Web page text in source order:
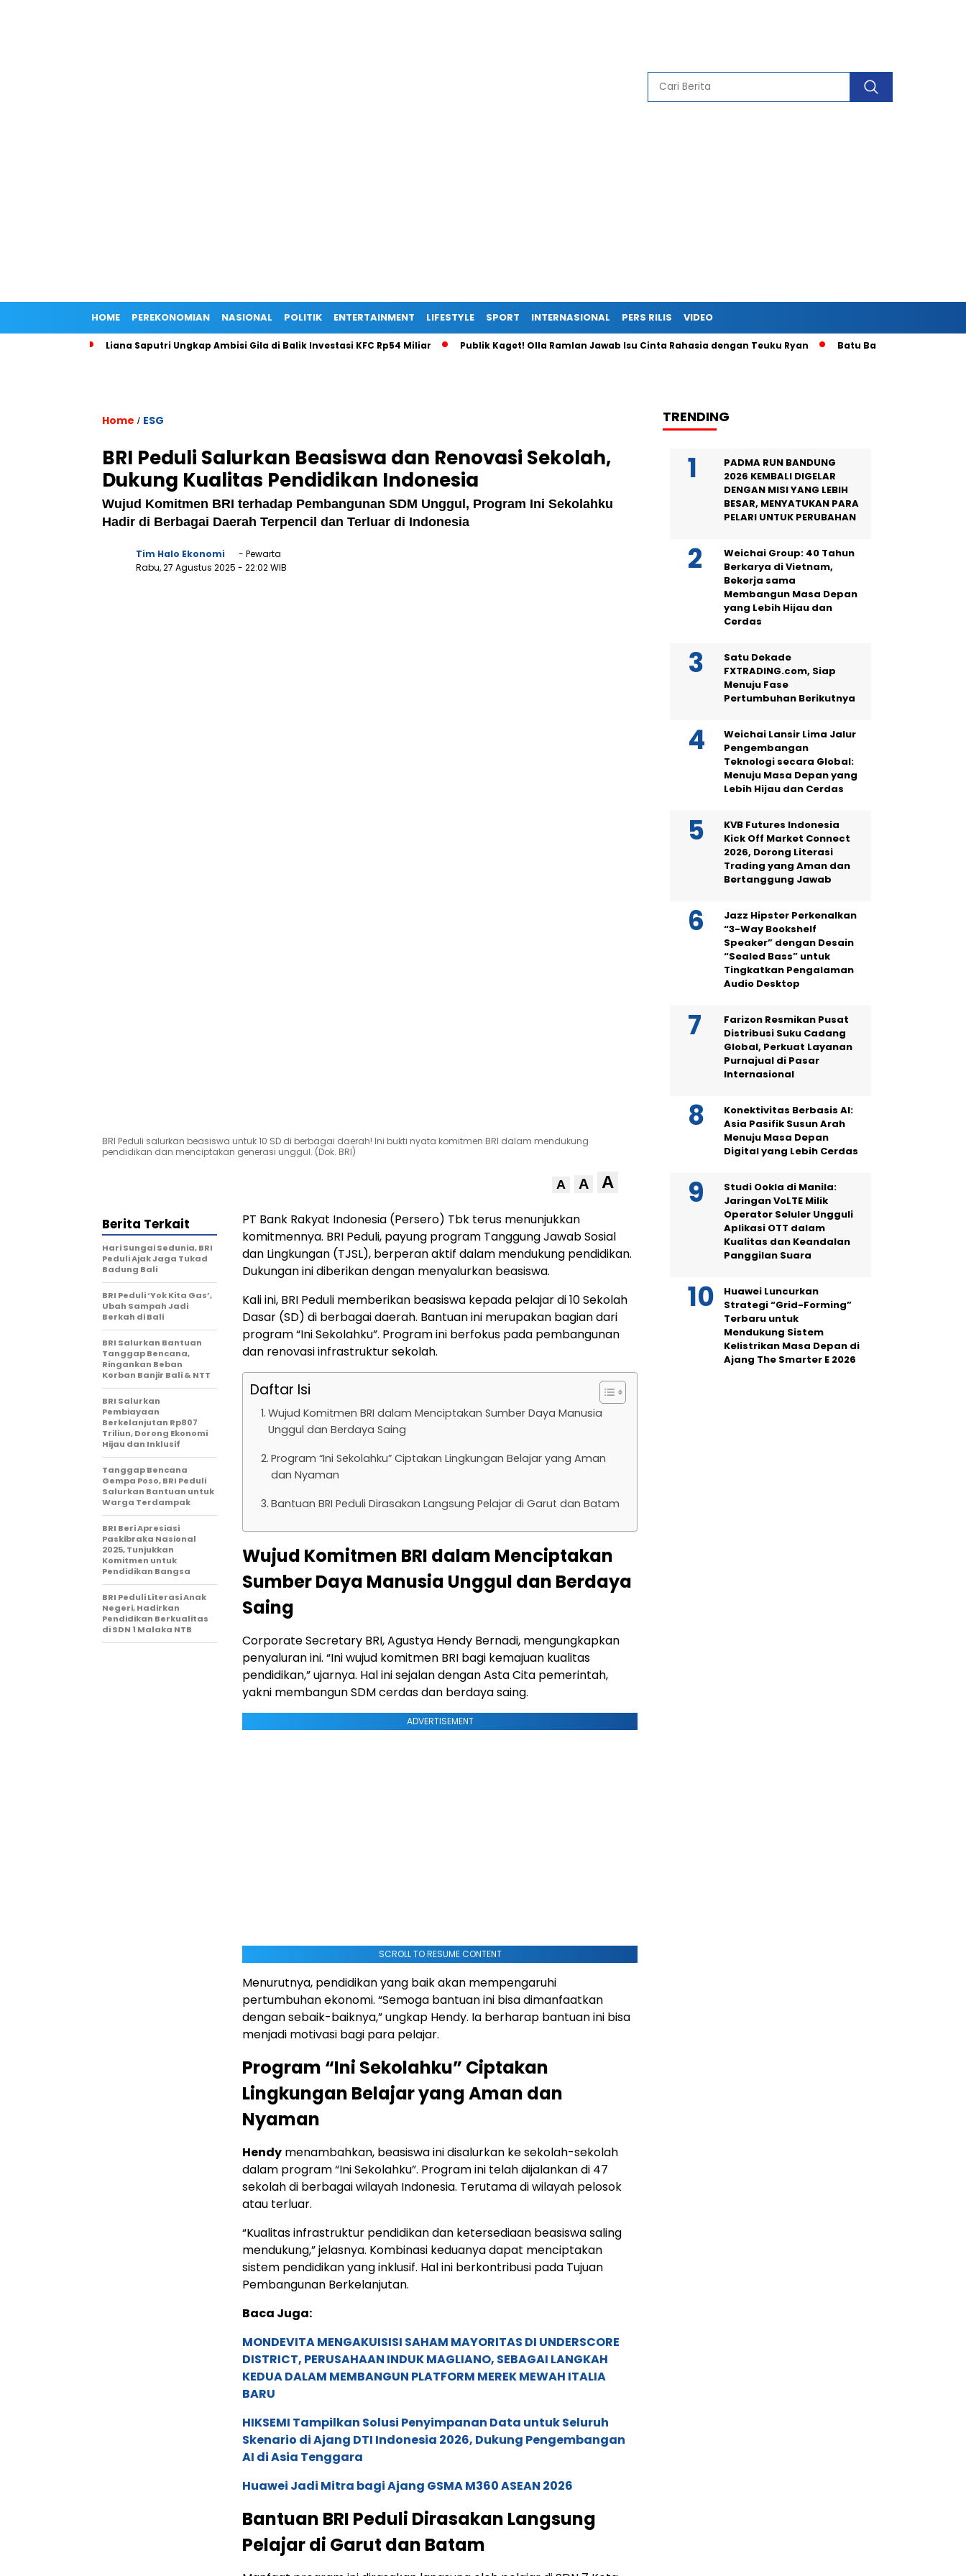
HOME PEREKONOMIAN NASIONAL POLITIK ENTERTAINMENT LIFESTYLE SPORT INTERNASIONAL PERS RILIS VIDEO
Liana Saputri Ungkap Ambisi Gila di Balik Investasi KFC Rp54 Miliar Publik Kaget! Olla Ramlan Jawab Isu Cinta Rahasia dengan Teuku Ryan Batu Bara Masih
Home / ESG
BRI Peduli Salurkan Beasiswa dan Renovasi Sekolah,
Dukung Kualitas Pendidikan Indonesia
Wujud Komitmen BRI terhadap Pembangunan SDM Unggul, Program Ini Sekolahku
Hadir di Berbagai Daerah Terpencil dan Terluar di Indonesia
Tim Halo Ekonomi
- Pewarta
Rabu, 27 Agustus 2025 - 22:02 WIB
BRI Peduli salurkan beasiswa untuk 10 SD di berbagai daerah! Ini bukti nyata komitmen BRI dalam mendukung
pendidikan dan menciptakan generasi unggul. (Dok. BRI)
A A A
PT Bank Rakyat Indonesia (Persero) Tbk terus menunjukkan
komitmennya. BRI Peduli, payung program Tanggung Jawab Sosial
dan Lingkungan (TJSL), berperan aktif dalam mendukung pendidikan.
Dukungan ini diberikan dengan menyalurkan beasiswa.
Kali ini, BRI Peduli memberikan beasiswa kepada pelajar di 10 Sekolah
Dasar (SD) di berbagai daerah. Bantuan ini merupakan bagian dari
program “Ini Sekolahku”. Program ini berfokus pada pembangunan
dan renovasi infrastruktur sekolah.
Daftar Isi
Wujud Komitmen BRI dalam Menciptakan Sumber Daya Manusia
Unggul dan Berdaya Saing
Program “Ini Sekolahku” Ciptakan Lingkungan Belajar yang Aman
dan Nyaman
Bantuan BRI Peduli Dirasakan Langsung Pelajar di Garut dan Batam
Wujud Komitmen BRI dalam Menciptakan
Sumber Daya Manusia Unggul dan Berdaya
Saing
Corporate Secretary BRI, Agustya Hendy Bernadi, mengungkapkan
penyaluran ini. “Ini wujud komitmen BRI bagi kemajuan kualitas
pendidikan,” ujarnya. Hal ini sejalan dengan Asta Cita pemerintah,
yakni membangun SDM cerdas dan berdaya saing.
ADVERTISEMENT
SCROLL TO RESUME CONTENT
Menurutnya, pendidikan yang baik akan mempengaruhi
pertumbuhan ekonomi. “Semoga bantuan ini bisa dimanfaatkan
dengan sebaik-baiknya,” ungkap Hendy. Ia berharap bantuan ini bisa
menjadi motivasi bagi para pelajar.
Program “Ini Sekolahku” Ciptakan
Lingkungan Belajar yang Aman dan
Nyaman
Hendy menambahkan, beasiswa ini disalurkan ke sekolah-sekolah
dalam program “Ini Sekolahku”. Program ini telah dijalankan di 47
sekolah di berbagai wilayah Indonesia. Terutama di wilayah pelosok
atau terluar.
“Kualitas infrastruktur pendidikan dan ketersediaan beasiswa saling
mendukung,” jelasnya. Kombinasi keduanya dapat menciptakan
sistem pendidikan yang inklusif. Hal ini berkontribusi pada Tujuan
Pembangunan Berkelanjutan.
Baca Juga:
MONDEVITA MENGAKUISISI SAHAM MAYORITAS DI UNDERSCORE
DISTRICT, PERUSAHAAN INDUK MAGLIANO, SEBAGAI LANGKAH
KEDUA DALAM MEMBANGUN PLATFORM MEREK MEWAH ITALIA
BARU
HIKSEMI Tampilkan Solusi Penyimpanan Data untuk Seluruh
Skenario di Ajang DTI Indonesia 2026, Dukung Pengembangan
AI di Asia Tenggara
Huawei Jadi Mitra bagi Ajang GSMA M360 ASEAN 2026
Bantuan BRI Peduli Dirasakan Langsung
Pelajar di Garut dan Batam
Berita Terkait
Hari Sungai Sedunia, BRI
Peduli Ajak Jaga Tukad
Badung Bali
BRI Peduli ‘Yok Kita Gas’,
Ubah Sampah Jadi
Berkah di Bali
BRI Salurkan Bantuan
Tanggap Bencana,
Ringankan Beban
Korban Banjir Bali & NTT
BRI Salurkan
Pembiayaan
Berkelanjutan Rp807
Triliun, Dorong Ekonomi
Hijau dan Inklusif
Tanggap Bencana
Gempa Poso, BRI Peduli
Salurkan Bantuan untuk
Warga Terdampak
BRI Beri Apresiasi
Paskibraka Nasional
2025, Tunjukkan
Komitmen untuk
Pendidikan Bangsa
BRI Peduli Literasi Anak
Negeri, Hadirkan
Pendidikan Berkualitas
di SDN 1 Malaka NTB
TRENDING
PADMA RUN BANDUNG
2026 KEMBALI DIGELAR
DENGAN MISI YANG LEBIH
BESAR, MENYATUKAN PARA
PELARI UNTUK PERUBAHAN
Weichai Group: 40 Tahun
Berkarya di Vietnam,
Bekerja sama
Membangun Masa Depan
yang Lebih Hijau dan
Cerdas
Satu Dekade
FXTRADING.com, Siap
Menuju Fase
Pertumbuhan Berikutnya
Weichai Lansir Lima Jalur
Pengembangan
Teknologi secara Global:
Menuju Masa Depan yang
Lebih Hijau dan Cerdas
KVB Futures Indonesia
Kick Off Market Connect
2026, Dorong Literasi
Trading yang Aman dan
Bertanggung Jawab
Jazz Hipster Perkenalkan
“3-Way Bookshelf
Speaker” dengan Desain
“Sealed Bass” untuk
Tingkatkan Pengalaman
Audio Desktop
Farizon Resmikan Pusat
Distribusi Suku Cadang
Global, Perkuat Layanan
Purnajual di Pasar
Internasional
Konektivitas Berbasis AI:
Asia Pasifik Susun Arah
Menuju Masa Depan
Digital yang Lebih Cerdas
Studi Ookla di Manila:
Jaringan VoLTE Milik
Operator Seluler Ungguli
Aplikasi OTT dalam
Kualitas dan Keandalan
Panggilan Suara
Huawei Luncurkan
Strategi “Grid-Forming”
Terbaru untuk
Mendukung Sistem
Kelistrikan Masa Depan di
Ajang The Smarter E 2026